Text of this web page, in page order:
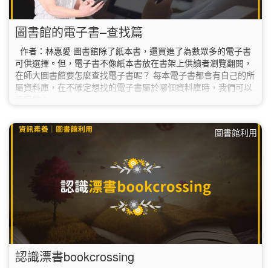
圖書館的電子書–查找篇
作者：林惠愛 圖書館除了紙本書，還買進了為數眾多的電子書
可供選擇。但，電子書不像紙本書放在書架上供讀者瀏覽翻閱，
在師大圖書館要怎麼查找電子書呢？ 每本電子書都會有自己的所
屬資料庫，在不確定想找的電子書屬於哪個資料庫時，我們可以
圖書館利用
認識漂書bookcrossing